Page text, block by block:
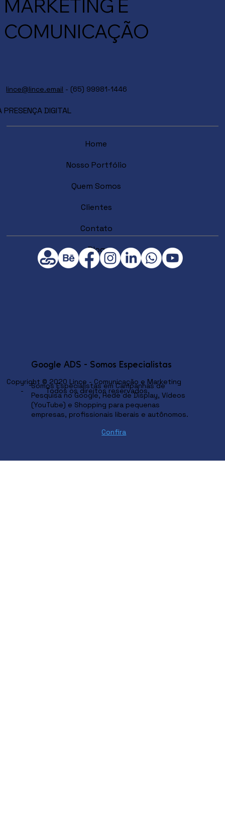
MARKETING E
COMUNICAÇÃO
DIGITAL
Copyright © 2020 Lince - Comunicação e Marketing
- Todos os direitos reservados.
Home
Nosso Portfólio
Quem Somos
Clientes
Contato
Blog
Google ADS - Somos Especialistas
Somos Especialistas em Campanhas de
Pesquisa no Google, Rede de Display, Vídeos
(YouTube) e Shopping para pequenas
empresas, profissionais liberais e autônomos.
Confira
lince@lince.email - (65) 99981-1446